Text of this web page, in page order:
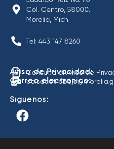
Col. Centro, 58000.
Morelia, Mich.
Tel: 443 147 8260
Aviso de Privacidad:
Consulta el Aviso de
Correo electrónico:
Síguenos: